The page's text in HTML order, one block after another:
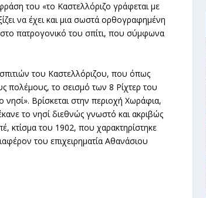
του «το Καστελλόριζο γράφεται με
να έχει και μια σωστά ορθογραφημένη
πατρογονικό του σπίτι, που σύμφωνα
σπιτιών του Καστελλόριζου, που όπως
πολέμους, το σεισμό των 8 Ρίχτερ του
Βρίσκεται στην περιοχή Χωράφια,
το νησί διεθνώς γνωστό και ακριβώς
κτίσμα του 1902, που χαρακτηρίστηκε
του επιχειρηματία Αθανάσιου